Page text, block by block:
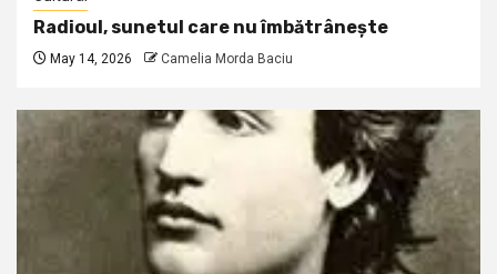
Radioul, sunetul care nu îmbătrânește
May 14, 2026 Camelia Morda Baciu